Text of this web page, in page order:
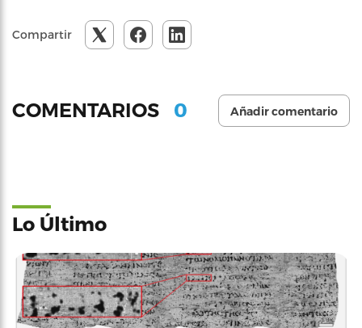
Compartir
COMENTARIOS 0 Añadir comentario
Lo Último